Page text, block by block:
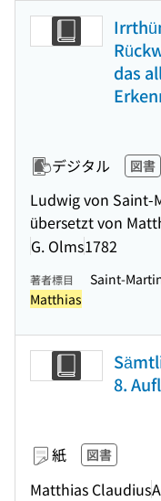
das
デジタル 図書
Ludwig von Saint-
übersetzt von
G. Olms1782
著者標目 Saint-
Matthias
8. Aufl
紙 図書
Matthias Claudius